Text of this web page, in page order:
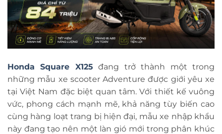
Honda Square X125 đang trở thành một trong
những mẫu xe scooter Adventure được giới yêu xe
tại Việt Nam đặc biệt quan tâm. Với thiết kế vuông
vức, phong cách mạnh mẽ, khả năng tùy biến cao
cùng hàng loạt trang bị hiện đại, mẫu xe nhập khẩu
này đang tạo nên một làn gió mới trong phân khúc